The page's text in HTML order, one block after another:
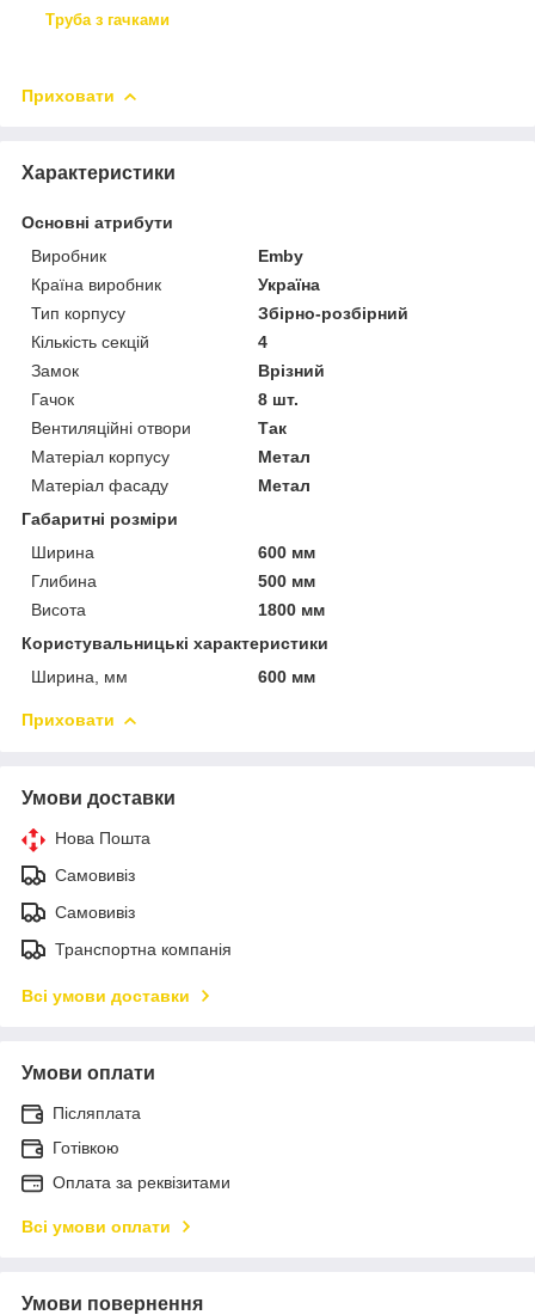
Труба з гачками
Приховати
Характеристики
Основні атрибути
Виробник
Emby
Країна виробник
Україна
Тип корпусу
Збірно-розбірний
Кількість секцій
4
Замок
Врізний
Гачок
8 шт.
Вентиляційні отвори
Так
Матеріал корпусу
Метал
Матеріал фасаду
Метал
Габаритні розміри
Ширина
600 мм
Глибина
500 мм
Висота
1800 мм
Користувальницькі характеристики
Ширина, мм
600 мм
Приховати
Умови доставки
Нова Пошта
Самовивіз
Самовивіз
Транспортна компанія
Всі умови доставки
Умови оплати
Післяплата
Готівкою
Оплата за реквізитами
Всі умови оплати
Умови повернення